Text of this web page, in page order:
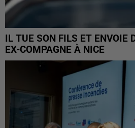
IL TUE SON FILS ET ENVOIE
EX-COMPAGNE À NICE